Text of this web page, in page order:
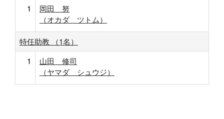
1
岡田 努
（オカダ ツトム）
特任助教 （1名）
1
山田 修司
（ヤマダ シュウジ）